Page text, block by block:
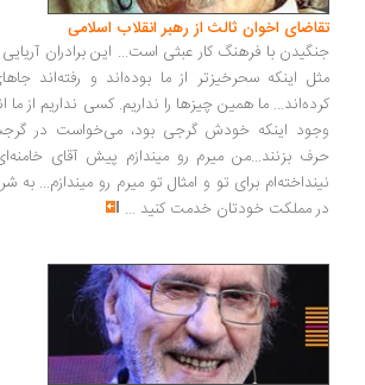
اخوان ثالث از رهبر انقلاب اسلامی
با فرهنگ کار عبثی است... این برادران آریایی ما و
اینکه سحرخیزتر از ما بوده‌اند و رفته‌اند جاهای
ما همین چیزها را نداریم. کسی نداریم از ما انتقاد
اینکه خودش گرجی بود، می‌خواست در گرجستان
بزنند...من میرم رو میندازم پیش آقای خامنه‌ای، من
برای تو و امثال تو میرم رو میندازم... به شرطی که
مملکت خودتان خدمت کنید...